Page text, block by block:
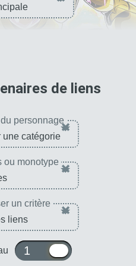
de liens
personnage×
ou monotype ×
un critère ×
1 ou 10